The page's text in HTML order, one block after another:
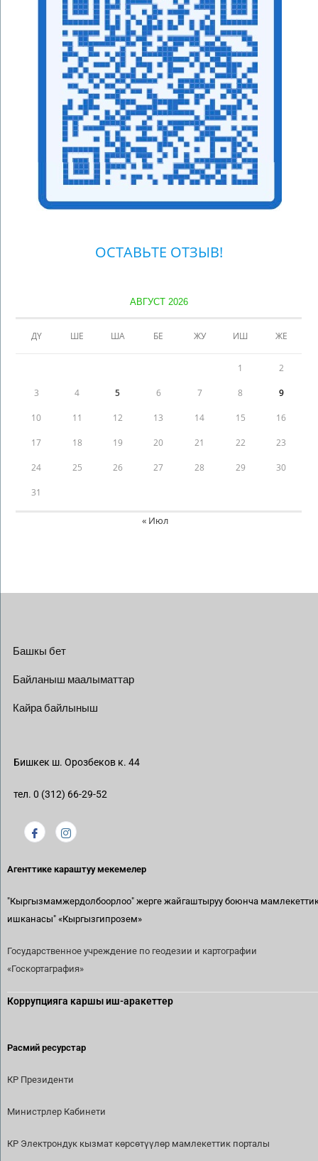
ОСТАВЬТЕ ОТЗЫВ!
АВГУСТ 2026
ДҮ ШЕ ША БЕ ЖУ ИШ ЖЕ
1 2
3 4 5 6 7 8 9
10 11 12 13 14 15 16
17 18 19 20 21 22 23
24 25 26 27 28 29 30
31
« Июл
Башкы бет
Байланыш маалыматтар
Кайра байлыныш
Бишкек ш. Орозбеков к. 44
тел. 0 (312) 66-29-52
Агенттике караштуу мекемелер
"Кыргызмамжердолбоорлоо" жерге жайгаштыруу боюнча
ишканасы" «Кыргызгипрозем»
Государственное учреждение по геодезии и картографии
«Госкортаграфия»
Коррупцияга каршы иш-аракеттер
Расмий ресурстар
КР Президенти
Министрлер Кабинети
КР Электрондук кызмат көрсөтүүлөр мамлекеттик порталы